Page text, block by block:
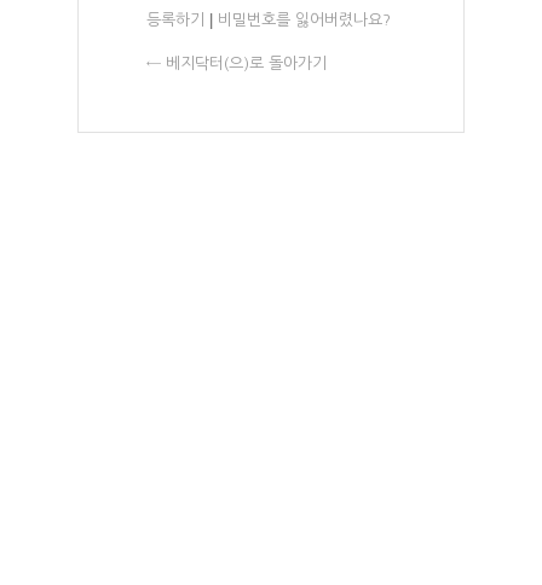
등록하기 비밀번호를 잃어버렸나요?
← 베지닥터(으)로 돌아가기